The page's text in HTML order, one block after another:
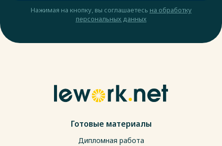
Нажимая на кнопку, вы соглашаетесь на обработку
персональных данных
Готовые материалы
Дипломная работа